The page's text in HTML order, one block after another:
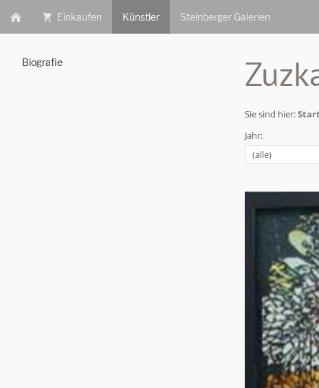
Einkaufen Künstler Steinberger Galerien
Biografie
Sie sind hier:
Jahr: